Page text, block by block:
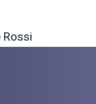
Rossi